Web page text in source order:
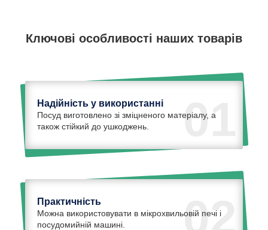
Ключові особливості наших товарів
01
Надійність у використанні
Посуд виготовлено зі зміцненого матеріалу, а
також стійкий до ушкоджень.
02
Практичність
Можна використовувати в мікрохвильовій печі і
посудомийній машині.